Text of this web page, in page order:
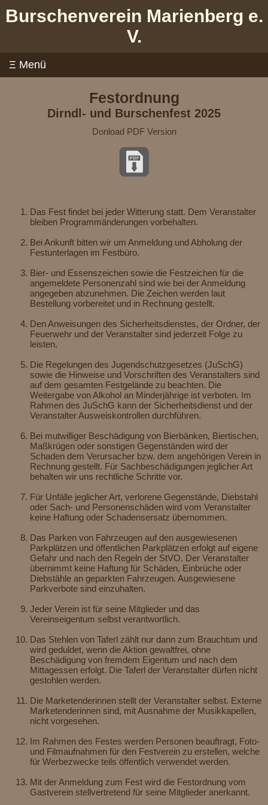
Burschenverein Marienberg e.
V.
Festordnung
Dirndl- und Burschenfest 2025
Donload PDF Version
Das Fest findet bei jeder Witterung statt. Dem Veranstalter
bleiben Programmänderungen vorbehalten.
Bei Ankunft bitten wir um Anmeldung und Abholung der
Festunterlagen im Festbüro.
Bier- und Essenszeichen sowie die Festzeichen für die
angemeldete Personenzahl sind wie bei der Anmeldung
angegeben abzunehmen. Die Zeichen werden laut
Bestellung vorbereitet und in Rechnung gestellt.
Den Anweisungen des Sicherheitsdienstes, der Ordner, der
Feuerwehr und der Veranstalter sind jederzeit Folge zu
leisten.
Die Regelungen des Jugendschutzgesetzes (JuSchG)
sowie die Hinweise und Vorschriften des Veranstalters sind
auf dem gesamten Festgelände zu beachten. Die
Weitergabe von Alkohol an Minderjährige ist verboten. Im
Rahmen des JuSchG kann der Sicherheitsdienst und der
Veranstalter Ausweiskontrollen durchführen.
Bei mutwilliger Beschädigung von Bierbänken, Biertischen,
Maßkrügen oder sonstigen Gegenständen wird der
Schaden dem Verursacher bzw. dem angehörigen Verein in
Rechnung gestellt. Für Sachbeschädigungen jeglicher Art
behalten wir uns rechtliche Schritte vor.
Für Unfälle jeglicher Art, verlorene Gegenstände, Diebstahl
oder Sach- und Personenschäden wird vom Veranstalter
keine Haftung oder Schadensersatz übernommen.
Das Parken von Fahrzeugen auf den ausgewiesenen
Parkplätzen und öffentlichen Parkplätzen erfolgt auf eigene
Gefahr und nach den Regeln der StVO. Der Veranstalter
übernimmt keine Haftung für Schäden, Einbrüche oder
Diebstähle an geparkten Fahrzeugen. Ausgewiesene
Parkverbote sind einzuhalten.
Jeder Verein ist für seine Mitglieder und das
Vereinseigentum selbst verantwortlich.
Das Stehlen von Taferl zählt nur dann zum Brauchtum und
wird geduldet, wenn die Aktion gewaltfrei, ohne
Beschädigung von fremdem Eigentum und nach dem
Mittagessen erfolgt. Die Taferl der Veranstalter dürfen nicht
gestohlen werden.
Die Marketenderinnen stellt der Veranstalter selbst. Externe
Marketenderinnen sind, mit Ausnahme der Musikkapellen,
nicht vorgesehen.
Im Rahmen des Festes werden Personen beauftragt, Foto-
und Filmaufnahmen für den Festverein zu erstellen, welche
für Werbezwecke teils öffentlich verwendet werden.
Mit der Anmeldung zum Fest wird die Festordnung vom
Gastverein stellvertretend für seine Mitglieder anerkannt.